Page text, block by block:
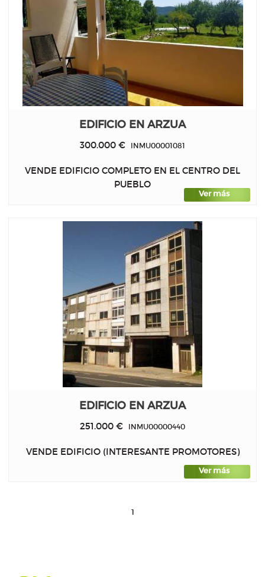
EDIFICIO EN ARZUA
300.000 € INMU00001081
VENDE EDIFICIO COMPLETO EN EL CENTRO DEL
PUEBLO
Ver más
EDIFICIO EN ARZUA
251.000 € INMU00000440
VENDE EDIFICIO (INTERESANTE PROMOTORES)
Ver más
1